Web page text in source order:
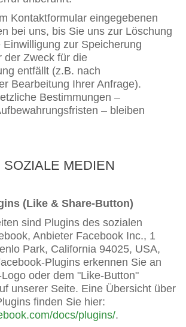
Kontaktformular eingegebenen
bei uns, bis Sie uns zur Löschung
zur Speicherung
der Zweck für die
entfällt (z.B. nach
Bearbeitung Ihrer Anfrage).
Bestimmungen –
– bleiben
SOZIALE MEDIEN
(Like & Share-Button)
sind Plugins des sozialen
Anbieter Facebook Inc., 1
Park, California 94025, USA,
Plugins erkennen Sie an
oder dem "Like-Button"
unserer Seite. Eine Übersicht über
finden Sie hier:
docs/plugins/.